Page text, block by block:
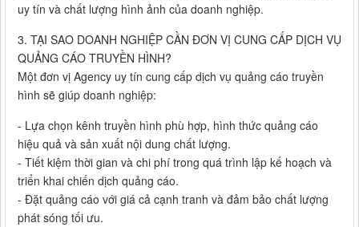
uy tín và chất lượng hình ảnh của doanh nghiệp.
3. TẠI SAO DOANH NGHIỆP CẦN ĐƠN VỊ CUNG CẤP DỊCH VỤ
QUẢNG CÁO TRUYỀN HÌNH?
Một đơn vị Agency uy tín cung cấp dịch vụ quảng cáo truyền
hình sẽ giúp doanh nghiệp:
- Lựa chọn kênh truyền hình phù hợp, hình thức quảng cáo
hiệu quả và sản xuất nội dung chất lượng.
- Tiết kiệm thời gian và chi phí trong quá trình lập kế hoạch và
triển khai chiến dịch quảng cáo.
- Đặt quảng cáo với giá cả cạnh tranh và đảm bảo chất lượng
phát sóng tối ưu.